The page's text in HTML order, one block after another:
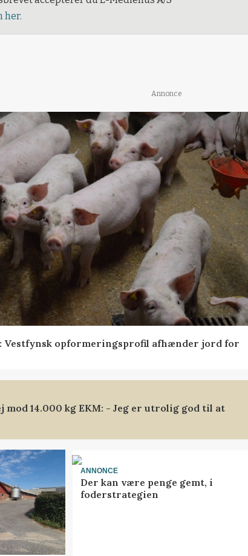
her.
Annonce
Vestfynsk opformeringsprofil afhænder jord for
mod 14.000 kg EKM: - Jeg er utrolig god til at
ANNONCE
Der kan være penge gemt, i
foderstrategien